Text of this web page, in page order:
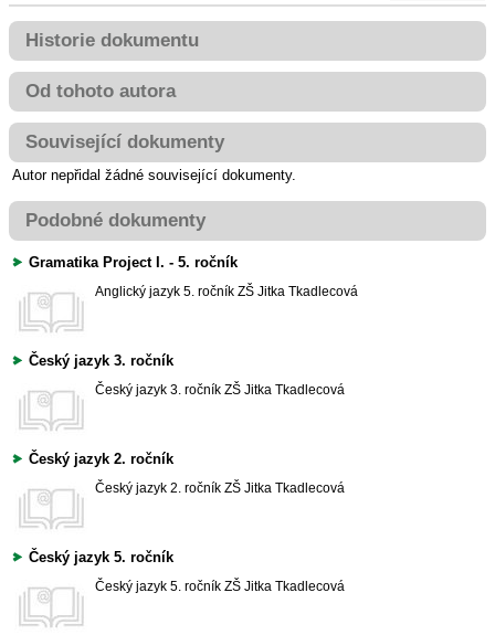
Historie dokumentu
Od tohoto autora
Související dokumenty
Autor nepřidal žádné související dokumenty.
Podobné dokumenty
Gramatika Project I. - 5. ročník
Anglický jazyk 5. ročník ZŠ Jitka Tkadlecová
Český jazyk 3. ročník
Český jazyk 3. ročník ZŠ Jitka Tkadlecová
Český jazyk 2. ročník
Český jazyk 2. ročník ZŠ Jitka Tkadlecová
Český jazyk 5. ročník
Český jazyk 5. ročník ZŠ Jitka Tkadlecová